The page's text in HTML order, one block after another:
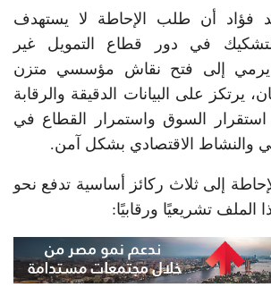
فؤاد أن طلب الإحاطة لا يستهدف
في دور قطاع التمويل غير
يرمي إلى فتح نقاش مؤسسي متزن
يرتكز على البيانات الدقيقة والرقابة
استقرار السوق واستمرار القطاع في
والنشاط الاقتصادي بشكل آمن.
إلى ثلاث ركائز أساسية تدفع نحو
تشريعيًا ورقابيًا: